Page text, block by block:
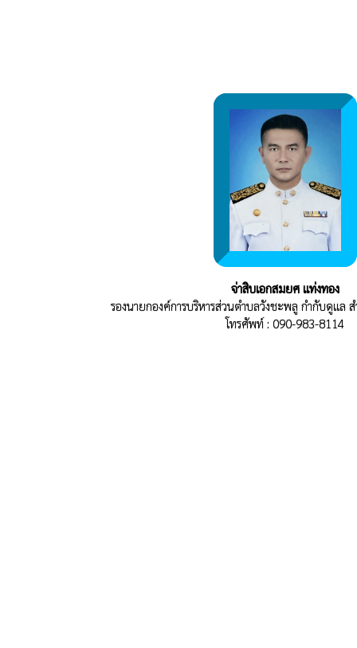
จ่าสิบเอกสมยศ แท่งทอง
รองนายกองค์การบริหารส่วนตำบลวังชะพลู กำกับดูแล
โทรศัพท์ : 090-983-8114